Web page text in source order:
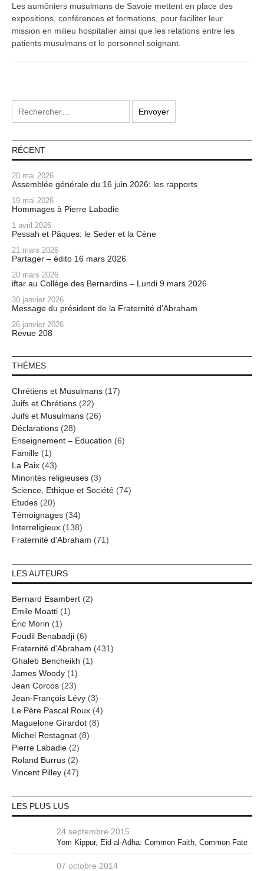
Les aumôniers musulmans de Savoie mettent en place des
expositions, conférences et formations, pour faciliter leur
mission en milieu hospitalier ainsi que les relations entre les
patients musulmans et le personnel soignant.
RÉCENT
20 mai 2026
Assemblée générale du 16 juin 2026: les rapports
19 mai 2026
Hommages à Pierre Labadie
1 avril 2026
Pessah et Pâques: le Seder et la Cène
21 mars 2026
Partager – édito 16 mars 2026
20 mars 2026
iftar au Collège des Bernardins – Lundi 9 mars 2026
30 janvier 2026
Message du président de la Fraternité d’Abraham
26 janvier 2026
Revue 208
THÈMES
Chrétiens et Musulmans (17)
Juifs et Chrétiens (22)
Juifs et Musulmans (26)
Déclarations (28)
Enseignement – Education (6)
Famille (1)
La Paix (43)
Minorités religieuses (3)
Science, Ethique et Société (74)
Etudes (20)
Témoignages (34)
Interreligieux (138)
Fraternité d'Abraham (71)
LES AUTEURS
Bernard Esambert (2)
Emile Moatti (1)
Éric Morin (1)
Foudil Benabadji (6)
Fraternité d'Abraham (431)
Ghaleb Bencheikh (1)
James Woody (1)
Jean Corcos (23)
Jean-François Lévy (3)
Le Père Pascal Roux (4)
Maguelone Girardot (8)
Michel Rostagnat (8)
Pierre Labadie (2)
Roland Burrus (2)
Vincent Pilley (47)
LES PLUS LUS
24 septembre 2015
Yom Kippur, Eid al-Adha: Common Faith, Common Fate
07 octobre 2014